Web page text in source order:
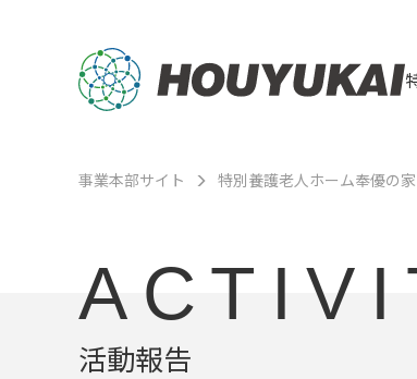
事業本部サイト 特別養護老人ホーム奉優の家
活動報告